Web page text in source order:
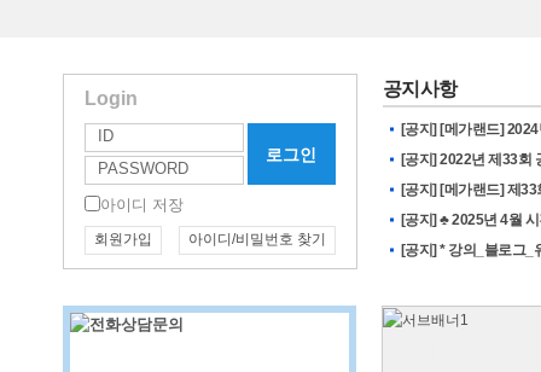
Login
아이디 저장
회원가입 아이디/비밀번호 찾기
공지사항
[공지] [메가랜드]
[공지] 2022년 제33회
[공지] [메가랜드] 제
[공지] ♣ 2025년 4월
[공지] * 강의_블로그_